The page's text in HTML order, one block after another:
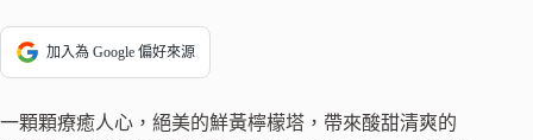
加入為 Google 偏好來源
一顆顆療癒人心，絕美的鮮黃檸檬塔，帶來酸甜清爽的